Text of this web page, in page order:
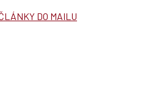
DO MAILU